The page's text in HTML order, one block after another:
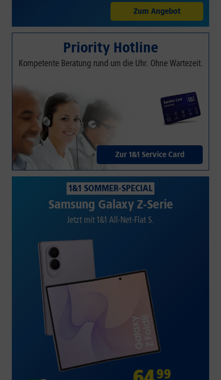
Zum Angebot
Priority Hotline
Kompetente Beratung rund um die Uhr. Ohne Wartezeit.
Zur 1&1 Service Card
1&1 SOMMER-SPECIAL
Samsung Galaxy Z-Serie
Jetzt mit 1&1 All-Net-Flat S.
99